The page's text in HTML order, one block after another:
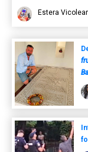
Estera